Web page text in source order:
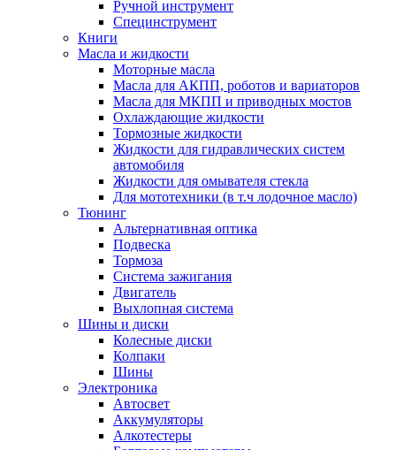
Ручной инструмент
Специнструмент
Книги
Масла и жидкости
Моторные масла
Масла для АКПП, роботов и вариаторов
Масла для МКПП и приводных мостов
Охлаждающие жидкости
Тормозные жидкости
Жидкости для гидравлических систем
автомобиля
Жидкости для омывателя стекла
Для мототехники (в т.ч лодочное масло)
Тюнинг
Альтернативная оптика
Подвеска
Тормоза
Система зажигания
Двигатель
Выхлопная система
Шины и диски
Колесные диски
Колпаки
Шины
Электроника
Автосвет
Аккумуляторы
Алкотестеры